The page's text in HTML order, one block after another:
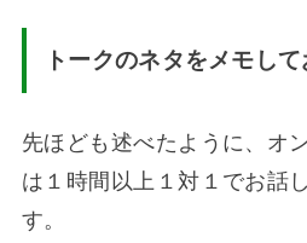
トークのネタをメモして
先ほども述べたように、オ
は１時間以上１対１でお話
す。